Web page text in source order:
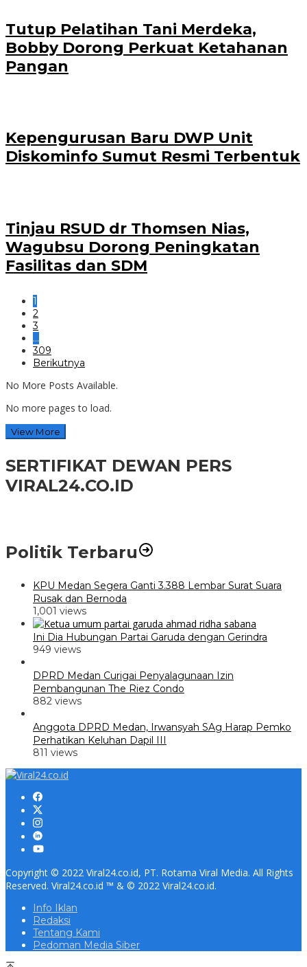
Tutup Pelatihan Tani Merdeka,
Bobby Dorong Perkuat Ketahanan
Pangan
Kepengurusan Baru DWP Unit
Diskominfo Sumut Resmi Terbentuk
Tinjau RSUD dr Thomsen Nias,
Wagubsu Dorong Peningkatan
Fasilitas dan SDM
1
2
3
…
309
Berikutnya
No More Posts Available.
No more pages to load.
View More
SERTIFIKAT DEWAN PERS
VIRAL24.CO.ID
Politik Terbaru
KPU Medan Segera Ganti 3.388 Lembar Surat Suara
Rusak dan Bernoda
1,001 views
Ini Dia Hubungan Partai Garuda dengan Gerindra
949 views
DPRD Medan Curigai Penyalagunaan Izin
Pembangunan The Riez Condo
882 views
Anggota DPRD Medan, Irwansyah SAg Harap Pemko
Perhatikan Keluhan Dapil III
811 views
Copyright © 2022 Viral24.co.id, PT. Rotama Viral Media. All Rights
Reserved. Viral24.co.id ™ & © 2022 Viral24.co.id.
Info Iklan
Redaksi
Tentang Kami
Pedoman Media Siber